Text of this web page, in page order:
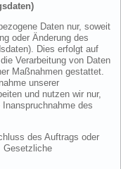
Daten nur, soweit
oder Änderung des
Dies erfolgt auf
Verarbeitung von Daten
Maßnahmen gestattet.
unserer
und nutzen wir nur,
des
des Auftrags oder
Gesetzliche